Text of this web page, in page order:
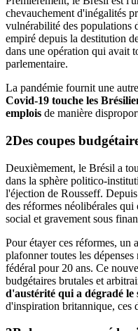
chevauchement d'inégalités
vulnérabilité des populations
empiré depuis la destitution
dans une opération qui avait
parlementaire.
La pandémie fournit une
Covid-19 touche les
emplois de manière
Des coupes
Deuxièmement, le Brésil a
dans la sphère politico-
l'éjection de Rousseff.
des réformes néolibérales
social et gravement sous
Pour étayer ces réformes, un
plafonner toutes les
fédéral pour 20 ans. Ce
budgétaires brutales et
d'austérité qui a dégradé le
d'inspiration britannique, ces